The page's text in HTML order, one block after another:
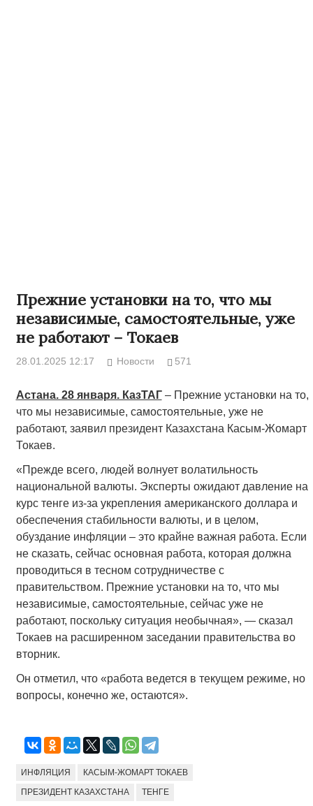
Прежние установки на то, что мы
независимые, самостоятельные, уже
не работают – Токаев
28.01.2025 12:17 Новости 571
Астана. 28 января. КазТАГ– Прежние установки на то,
что мы независимые, самостоятельные, уже не
работают, заявил президент Казахстана Касым-Жомарт
Токаев.
«Прежде всего, людей волнует волатильность
национальной валюты. Эксперты ожидают давление на
курс тенге из-за укрепления американского доллара и
обеспечения стабильности валюты, и в целом,
обуздание инфляции – это крайне важная работа. Если
не сказать, сейчас основная работа, которая должна
проводиться в тесном сотрудничестве с
правительством. Прежние установки на то, что мы
независимые, самостоятельные, сейчас уже не
работают, поскольку ситуация необычная», — сказал
Токаев на расширенном заседании правительства во
вторник.
Он отметил, что «работа ведется в текущем режиме, но
вопросы, конечно же, остаются».
ИНФЛЯЦИЯ КАСЫМ-ЖОМАРТ ТОКАЕВ
ПРЕЗИДЕНТ КАЗАХСТАНА ТЕНГЕ